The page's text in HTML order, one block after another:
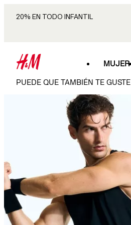
20% EN TODO INFANTIL
MUJER
PUEDE QUE TAMBIÉN TE GUSTE